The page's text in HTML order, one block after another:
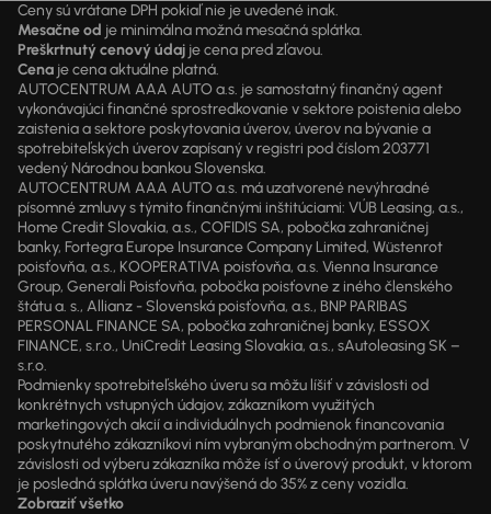
Ceny sú vrátane DPH pokiaľ nie je uvedené inak.
Mesačne od je minimálna možná mesačná splátka.
Preškrtnutý cenový údaj je cena pred zľavou.
Cena je cena aktuálne platná.
AUTOCENTRUM AAA AUTO a.s. je samostatný finančný agent
vykonávajúci finančné sprostredkovanie v sektore poistenia alebo
zaistenia a sektore poskytovania úverov, úverov na bývanie a
spotrebiteľských úverov zapísaný v registri pod číslom 203771
vedený Národnou bankou Slovenska.
AUTOCENTRUM AAA AUTO a.s. má uzatvorené nevýhradné
písomné zmluvy s týmito finančnými inštitúciami: VÚB Leasing, a.s.,
Home Credit Slovakia, a.s., COFIDIS SA, pobočka zahraničnej
banky, Fortegra Europe Insurance Company Limited, Wüstenrot
poisťovňa, a.s., KOOPERATIVA poisťovňa, a.s. Vienna Insurance
Group, Generali Poisťovňa, pobočka poisťovne z iného členského
štátu a. s., Allianz - Slovenská poisťovňa, a.s., BNP PARIBAS
PERSONAL FINANCE SA, pobočka zahraničnej banky, ESSOX
FINANCE, s.r.o., UniCredit Leasing Slovakia, a.s., sAutoleasing SK –
s.r.o.
Podmienky spotrebiteľského úveru sa môžu líšiť v závislosti od
konkrétnych vstupných údajov, zákazníkom využitých
marketingových akcií a individuálnych podmienok financovania
poskytnutého zákazníkovi ním vybraným obchodným partnerom. V
závislosti od výberu zákazníka môže ísť o úverový produkt, v ktorom
je posledná splátka úveru navýšená do 35% z ceny vozidla.
Zobraziť všetko